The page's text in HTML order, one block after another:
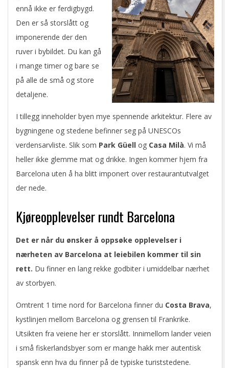
ennå ikke er ferdigbygd.
Den er så storslått og
imponerende der den
ruver i bybildet. Du kan gå
i mange timer og bare se
på alle de små og store
detaljene.
I tillegg inneholder byen mye spennende arkitektur. Flere av
bygningene og stedene befinner seg på UNESCOs
verdensarvliste. Slik som Park Güell og Casa Milà. Vi må
heller ikke glemme mat og drikke. Ingen kommer hjem fra
Barcelona uten å ha blitt imponert over restaurantutvalget
der nede.
Kjøreopplevelser rundt Barcelona
Det er når du ønsker å oppsøke opplevelser i
nærheten av Barcelona at leiebilen kommer til sin
rett. Du finner en lang rekke godbiter i umiddelbar nærhet
av storbyen.
Omtrent 1 time nord for Barcelona finner du Costa Brava,
kystlinjen mellom Barcelona og grensen til Frankrike.
Utsikten fra veiene her er storslått. Innimellom lander veien
i små fiskerlandsbyer som er mange hakk mer autentisk
spansk enn hva du finner på de typiske turiststedene.